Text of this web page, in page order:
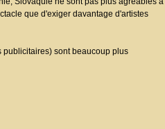
que d'exiger davantage d'artistes
publicitaires) sont beaucoup plus